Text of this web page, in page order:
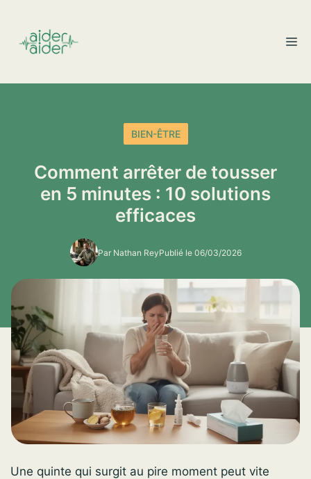
contenu
BIEN-ÊTRE
Comment arrêter de tousser
en 5 minutes : 10 solutions
efficaces
Par Nathan ReyPublié le 06/03/2026
Une quinte qui surgit au pire moment peut vite